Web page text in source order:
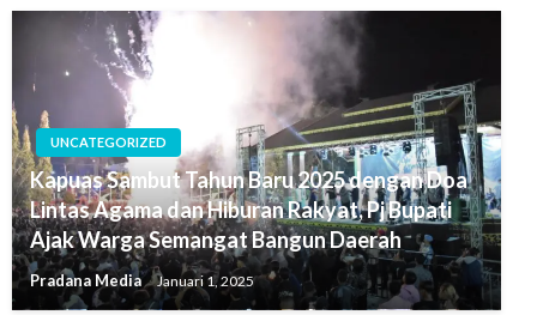
UNCATEGORIZED
Kapuas Sambut Tahun Baru 2025 dengan Doa
Lintas Agama dan Hiburan Rakyat, Pj Bupati
Ajak Warga Semangat Bangun Daerah
Pradana Media Januari 1, 2025